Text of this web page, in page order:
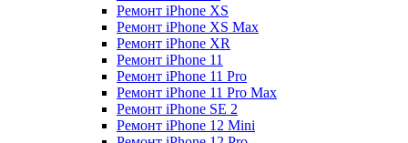
Ремонт iPhone XS
Ремонт iPhone XS Max
Ремонт iPhone XR
Ремонт iPhone 11
Ремонт iPhone 11 Pro
Ремонт iPhone 11 Pro Max
Ремонт iPhone SE 2
Ремонт iPhone 12 Mini